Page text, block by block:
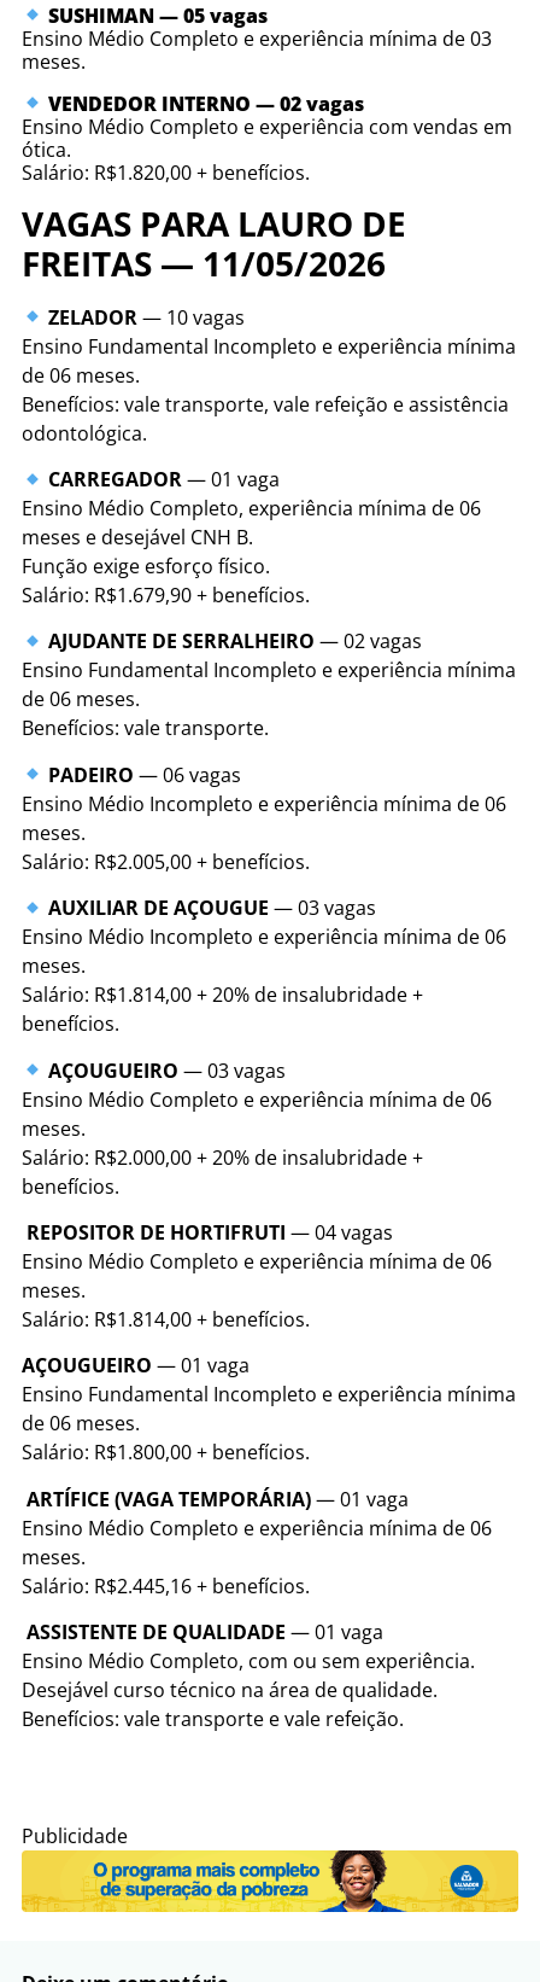
SUSHIMAN — 05 vagas
Ensino Médio Completo e experiência mínima de 03
meses.
VENDEDOR INTERNO — 02 vagas
Ensino Médio Completo e experiência com vendas em
ótica.
Salário: R$1.820,00 + benefícios.
VAGAS PARA LAURO DE
FREITAS — 11/05/2026
ZELADOR— 10 vagas
Ensino Fundamental Incompleto e experiência mínima
de 06 meses.
Benefícios: vale transporte, vale refeição e assistência
odontológica.
CARREGADOR— 01 vaga
Ensino Médio Completo, experiência mínima de 06
meses e desejável CNH B.
Função exige esforço físico.
Salário: R$1.679,90 + benefícios.
AJUDANTE DE SERRALHEIRO — 02 vagas
Ensino Fundamental Incompleto e experiência mínima
de 06 meses.
Benefícios: vale transporte.
PADEIRO — 06 vagas
Ensino Médio Incompleto e experiência mínima de 06
meses.
Salário: R$2.005,00 + benefícios.
AUXILIAR DE AÇOUGUE — 03 vagas
Ensino Médio Incompleto e experiência mínima de 06
meses.
Salário: R$1.814,00 + 20% de insalubridade +
benefícios.
AÇOUGUEIRO — 03 vagas
Ensino Médio Completo e experiência mínima de 06
meses.
Salário: R$2.000,00 + 20% de insalubridade +
benefícios.
REPOSITOR DE HORTIFRUTI — 04 vagas
Ensino Médio Completo e experiência mínima de 06
meses.
Salário: R$1.814,00 + benefícios.
AÇOUGUEIRO — 01 vaga
Ensino Fundamental Incompleto e experiência mínima
de 06 meses.
Salário: R$1.800,00 + benefícios.
ARTÍFICE (VAGA TEMPORÁRIA)— 01 vaga
Ensino Médio Completo e experiência mínima de 06
meses.
Salário: R$2.445,16 + benefícios.
ASSISTENTE DE QUALIDADE — 01 vaga
Ensino Médio Completo, com ou sem experiência.
Desejável curso técnico na área de qualidade.
Benefícios: vale transporte e vale refeição.
Publicidade